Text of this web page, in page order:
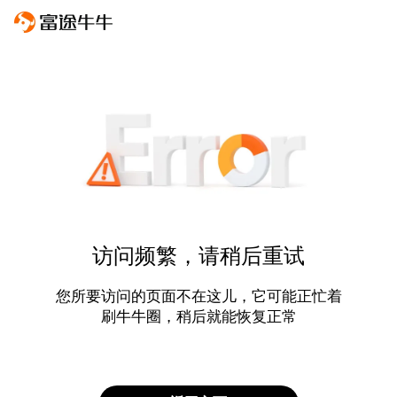
访问频繁，请稍后重试
您所要访问的页面不在这儿，它可能正忙着
刷牛牛圈，稍后就能恢复正常